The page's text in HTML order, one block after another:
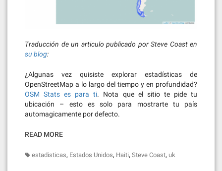
Traducción de un articulo publicado por Steve Coast en
su blog:
¿Algunas vez quisiste explorar estadísticas de
OpenStreetMap a lo largo del tiempo y en profundidad?
OSM Stats es para ti. Nota que el sitio te pide tu
ubicación – esto es solo para mostrarte tu país
automagicamente por defecto.
READ MORE
estadisticas, Estados Unidos, Haiti, Steve Coast, uk